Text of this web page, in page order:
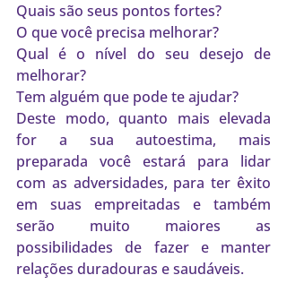
Quais são seus pontos fortes?
O que você precisa melhorar?
Qual é o nível do seu desejo de
melhorar?
Tem alguém que pode te ajudar?
Deste modo, quanto mais elevada
for a sua autoestima, mais
preparada você estará para lidar
com as adversidades, para ter êxito
em suas empreitadas e também
serão muito maiores as
possibilidades de fazer e manter
relações duradouras e saudáveis.